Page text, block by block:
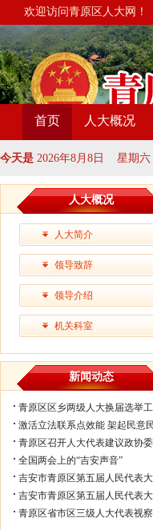
欢迎访问青原区人大网！
首页 人大概况
今天是 2026年8月8日 星期六
人大概况
人大简介
领导致辞
领导介绍
机关科室
新闻动态
全国两会上的“吉安声音”